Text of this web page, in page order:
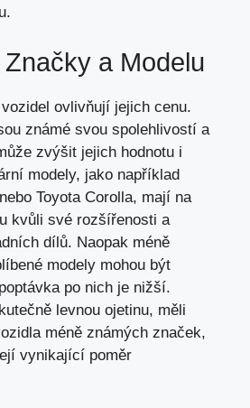
a Modelu
ovlivňují jejich cenu.
známé svou spolehlivostí a
zvýšit jejich hodnotu i
modely, jako například
Toyota Corolla, mají na
kvůli své rozšířenosti a
dílů. Naopak méně
modely mohou být
po nich je nižší.
levnou ojetinu, měli
méně známých značek,
vynikající poměr